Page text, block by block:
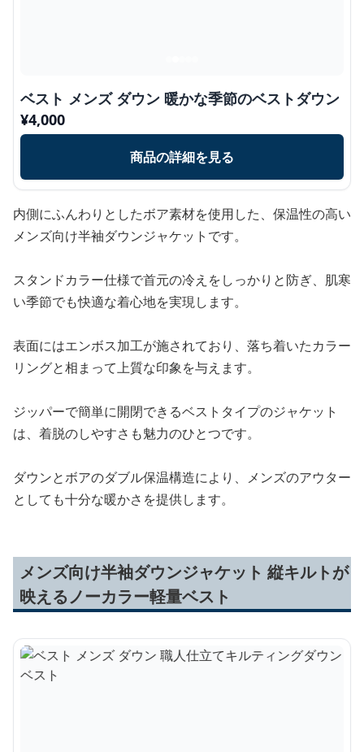
ベスト メンズ ダウン 暖かな季節のベストダウン
¥4,000
商品の詳細を見る
内側にふんわりとしたボア素材を使用した、保温性の高い
メンズ向け半袖ダウンジャケットです。
スタンドカラー仕様で首元の冷えをしっかりと防ぎ、肌寒
い季節でも快適な着心地を実現します。
表面にはエンボス加工が施されており、落ち着いたカラー
リングと相まって上質な印象を与えます。
ジッパーで簡単に開閉できるベストタイプのジャケット
は、着脱のしやすさも魅力のひとつです。
ダウンとボアのダブル保温構造により、メンズのアウター
としても十分な暖かさを提供します。
メンズ向け半袖ダウンジャケット 縦キルトが
映えるノーカラー軽量ベスト